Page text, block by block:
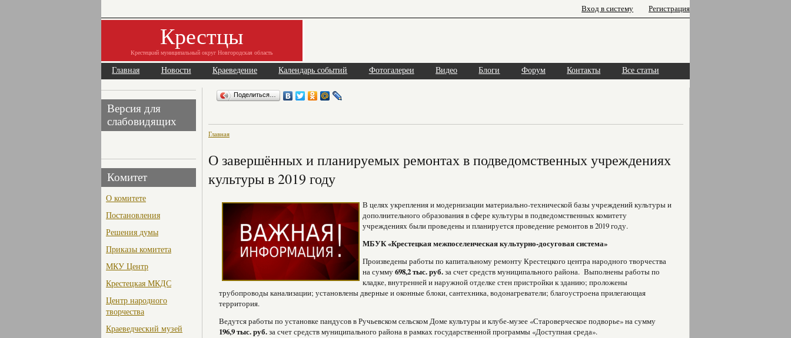
Вход в систему Регистрация
Крестцы
Крестецкий муниципальный округ Новгородская область
Главная Новости Краеведение Календарь событий Фотогалереи Видео Блоги Форум Контакты Все статьи
Версия для
слабовидящих
Комитет
О комитете
Постановления
Решения думы
Приказы комитета
МКУ Центр
Крестецкая МКДС
Центр народного
творчества
Краеведческий музей
Поделиться…
Главная
О завершённых и планируемых ремонтах в подведомственных учреждениях
культуры в 2019 году
В целях укрепления и модернизации материально-технической базы учреждений культуры и
дополнительного образования в сфере культуры в подведомственных комитету
учреждениях были проведены и планируется проведение ремонтов в 2019 году.
МБУК «Крестецкая межпоселенческая культурно-досуговая система»
Произведены работы по капитальному ремонту Крестецкого центра народного творчества
на сумму698,2 тыс. руб.за счет средств муниципального района. Выполнены работы по
кладке, внутренней и наружной отделке стен пристройки к зданию; проложены
трубопроводы канализации; установлены дверные и оконные блоки, сантехника, водонагреватели; благоустроена прилегающая
территория.
Ведутся работы по установке пандусов в Ручьевском сельском Доме культуры и клубе-музее «Староверческое подворье» на сумму
196,9 тыс. руб.за счет средств муниципального района в рамках государственной программы «Доступная среда».